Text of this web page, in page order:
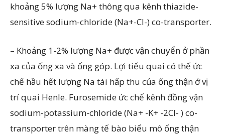
khoảng 5% lượng Na+ thông qua kênh thiazide-
sensitive sodium-chloride (Na+-Cl-) co-transporter.
– Khoảng 1-2% lượng Na+ được vận chuyển ở phần
xa của ống xa và ống góp. Lợi tiểu quai có thể ức
chế hầu hết lượng Na tái hấp thu của ống thận ở vị
trí quai Henle. Furosemide ức chế kênh đồng vận
sodium-potassium-chloride (Na+ -K+ -2Cl- ) co-
transporter trên màng tế bào biểu mô ống thận